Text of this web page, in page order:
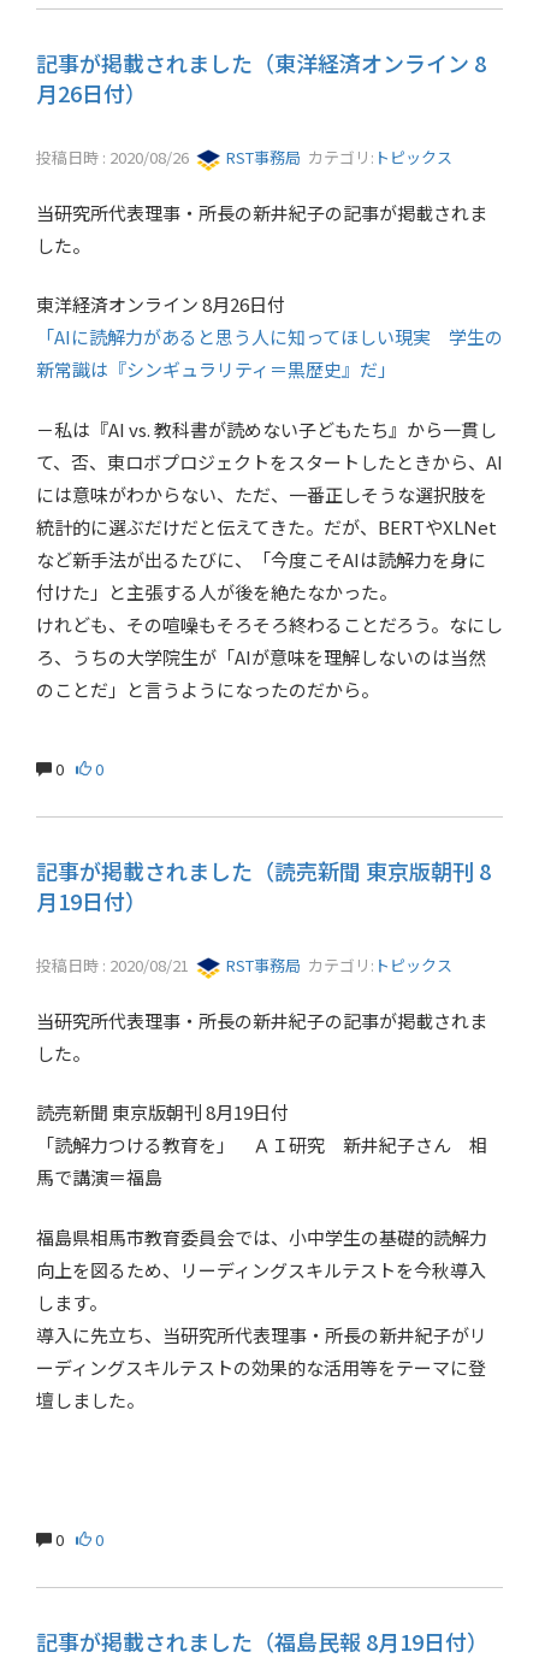
記事が掲載されました（東洋経済オンライン 8
月26日付）
投稿日時 : 2020/08/26 RST事務局 カテゴリ: トピックス
当研究所代表理事・所長の新井紀子の記事が掲載されま
した。
東洋経済オンライン 8月26日付
「AIに読解力があると思う人に知ってほしい現実 学生の
新常識は『シンギュラリティ＝黒歴史』だ」
－私は『AI vs. 教科書が読めない子どもたち』から一貫し
て、否、東ロボプロジェクトをスタートしたときから、AI
には意味がわからない、ただ、一番正しそうな選択肢を
統計的に選ぶだけだと伝えてきた。だが、BERTやXLNet
など新手法が出るたびに、「今度こそAIは読解力を身に
付けた」と主張する人が後を絶たなかった。
けれども、その喧噪もそろそろ終わることだろう。なにし
ろ、うちの大学院生が「AIが意味を理解しないのは当然
のことだ」と言うようになったのだから。
0 0
記事が掲載されました（読売新聞 東京版朝刊 8
月19日付）
投稿日時 : 2020/08/21 RST事務局 カテゴリ: トピックス
当研究所代表理事・所長の新井紀子の記事が掲載されま
した。
読売新聞 東京版朝刊 8月19日付
「読解力つける教育を」 ＡＩ研究 新井紀子さん 相
馬で講演＝福島
福島県相馬市教育委員会では、小中学生の基礎的読解力
向上を図るため、リーディングスキルテストを今秋導入
します。
導入に先立ち、当研究所代表理事・所長の新井紀子がリ
ーディングスキルテストの効果的な活用等をテーマに登
壇しました。
0 0
記事が掲載されました（福島民報 8月19日付）